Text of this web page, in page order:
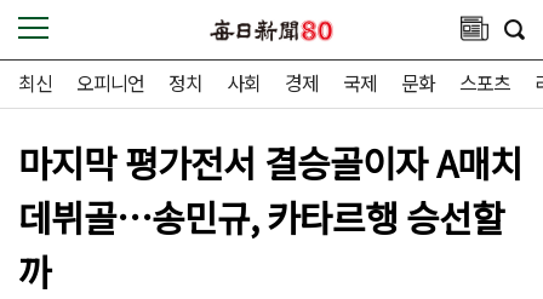
최신 오피니언 정치 사회 경제 국제 문화 스포츠
마지막 평가전서 결승골이자 A매치
데뷔골…송민규, 카타르행 승선할
까